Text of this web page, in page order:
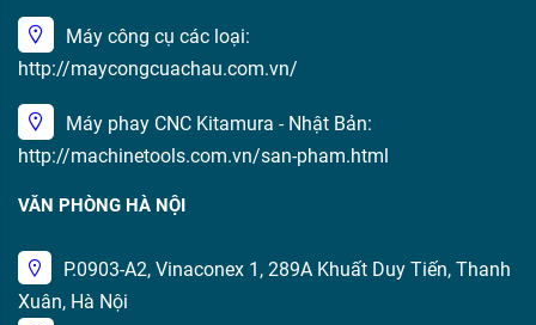
Máy công cụ các loại:
http://maycongcuachau.com.vn/
Máy phay CNC Kitamura - Nhật Bản:
http://machinetools.com.vn/san-pham.html
VĂN PHÒNG HÀ NỘI
P.0903-A2, Vinaconex 1, 289A Khuất Duy Tiến, Thanh
Xuân, Hà Nội